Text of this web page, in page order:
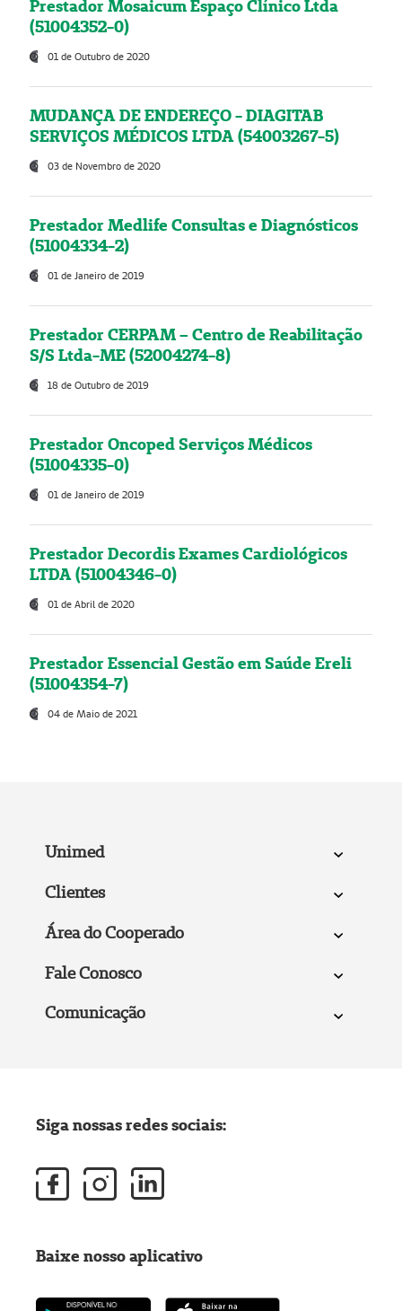
Prestador Mosaicum Espaço Clínico Ltda
(51004352-0)
01 de Outubro de 2020
MUDANÇA DE ENDEREÇO - DIAGITAB
SERVIÇOS MÉDICOS LTDA (54003267-5)
03 de Novembro de 2020
Prestador Medlife Consultas e Diagnósticos
(51004334-2)
01 de Janeiro de 2019
Prestador CERPAM – Centro de Reabilitação
S/S Ltda-ME (52004274-8)
18 de Outubro de 2019
Prestador Oncoped Serviços Médicos
(51004335-0)
01 de Janeiro de 2019
Prestador Decordis Exames Cardiológicos
LTDA (51004346-0)
01 de Abril de 2020
Prestador Essencial Gestão em Saúde Ereli
(51004354-7)
04 de Maio de 2021
Unimed
Clientes
Área do Cooperado
Fale Conosco
Comunicação
Siga nossas redes sociais:
Baixe nosso aplicativo